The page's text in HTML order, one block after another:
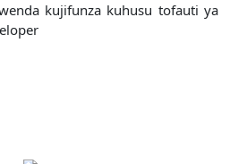
kujifunza kuhusu tofauti ya